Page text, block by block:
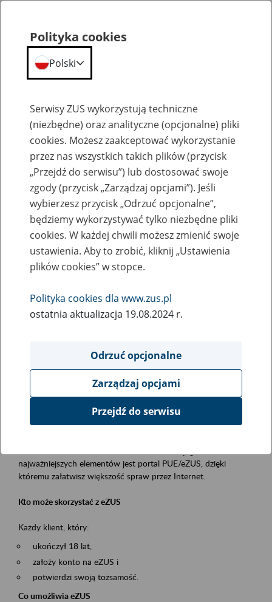
Szkolenia
Zaproś ZUS do siebie - zakładanie profili
eZUS w siedzibie Twojej firmy
Rodzaj wydarzenia
Szkolenia
Obszar merytoryczny
obsługa klientów
Opis wydarzenia
Platforma Usług Elektronicznych ZUS eZUS
najważniejszych elementów jest portal PUE/eZUS, dzięki
któremu załatwisz większość spraw przez Internet.
Kto może skorzystać z eZUS
Każdy klient, który:
ukończył 18 lat,
założy konto na eZUS i
potwierdzi swoją tożsamość.
Co umożliwia eZUS
Polityka cookies
Polski
Serwisy ZUS wykorzystują techniczne
(niezbędne) oraz analityczne (opcjonalne) pliki
cookies. Możesz zaakceptować wykorzystanie
przez nas wszystkich takich plików (przycisk
„Przejdź do serwisu”) lub dostosować swoje
zgody (przycisk „Zarządzaj opcjami”). Jeśli
wybierzesz przycisk „Odrzuć opcjonalne”,
będziemy wykorzystywać tylko niezbędne pliki
cookies. W każdej chwili możesz zmienić swoje
ustawienia. Aby to zrobić, kliknij „Ustawienia
plików cookies” w stopce.
Polityka cookies dla www.zus.pl
ostatnia aktualizacja 19.08.2024 r.
Odrzuć opcjonalne
Zarządzaj opcjami
Przejdź do serwisu